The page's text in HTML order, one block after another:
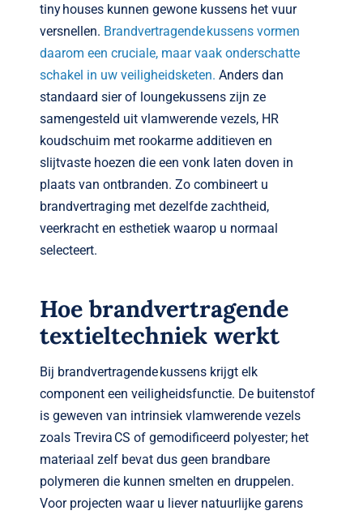
tiny houses kunnen gewone kussens het vuur
versnellen. Brandvertragende kussens vormen
daarom een cruciale, maar vaak onderschatte
schakel in uw veiligheidsketen. Anders dan
standaard sier of loungekussens zijn ze
samengesteld uit vlamwerende vezels, HR
koudschuim met rookarme additieven en
slijtvaste hoezen die een vonk laten doven in
plaats van ontbranden. Zo combineert u
brandvertraging met dezelfde zachtheid,
veerkracht en esthetiek waarop u normaal
selecteert.
Hoe brandvertragende
textieltechniek werkt
Bij brandvertragende kussens krijgt elk
component een veiligheidsfunctie. De buitenstof
is geweven van intrinsiek vlamwerende vezels
zoals Trevira CS of gemodificeerd polyester; het
materiaal zelf bevat dus geen brandbare
polymeren die kunnen smelten en druppelen.
Voor projecten waar u liever natuurlijke garens